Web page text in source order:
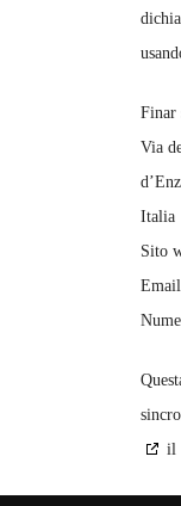
Finar
Via
Italia
Sito
il